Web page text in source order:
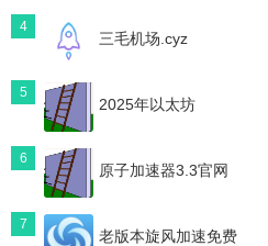
4
三毛机场.cyz
5
2025年以太坊
6
原子加速器3.3官网
7
老版本旋风加速免费